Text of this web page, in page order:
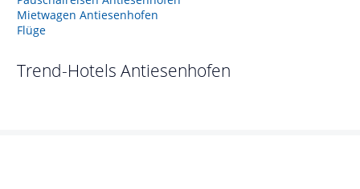
Mietwagen Antiesenhofen
Flüge
Trend-Hotels Antiesenhofen